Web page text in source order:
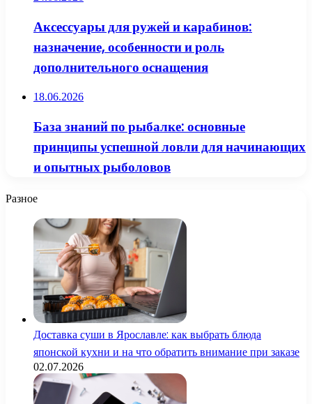
Аксессуары для ружей и карабинов:
назначение, особенности и роль
дополнительного оснащения
18.06.2026
База знаний по рыбалке: основные
принципы успешной ловли для начинающих
и опытных рыболовов
Разное
Доставка суши в Ярославле: как выбрать блюда
японской кухни и на что обратить внимание при заказе
02.07.2026